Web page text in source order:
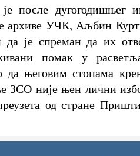
после дугогодишњег
архиве УЧК, Аљбин
да је спреман да их
помак у
да његовим стопама
ЗСО није њен лични
од стране